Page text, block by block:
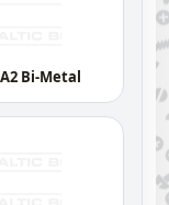
Bi-Metal